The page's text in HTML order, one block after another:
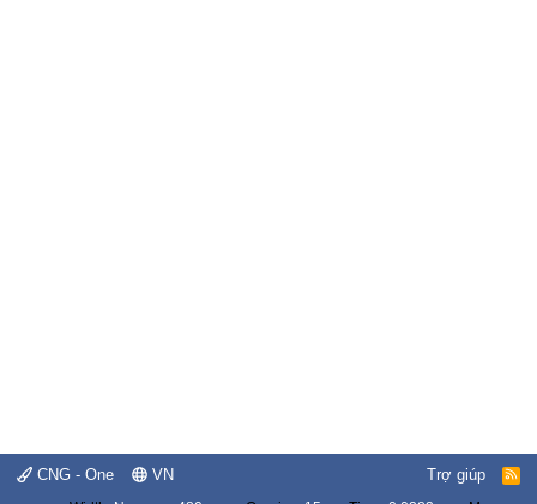
CNG - One VN Trợ giúp
R